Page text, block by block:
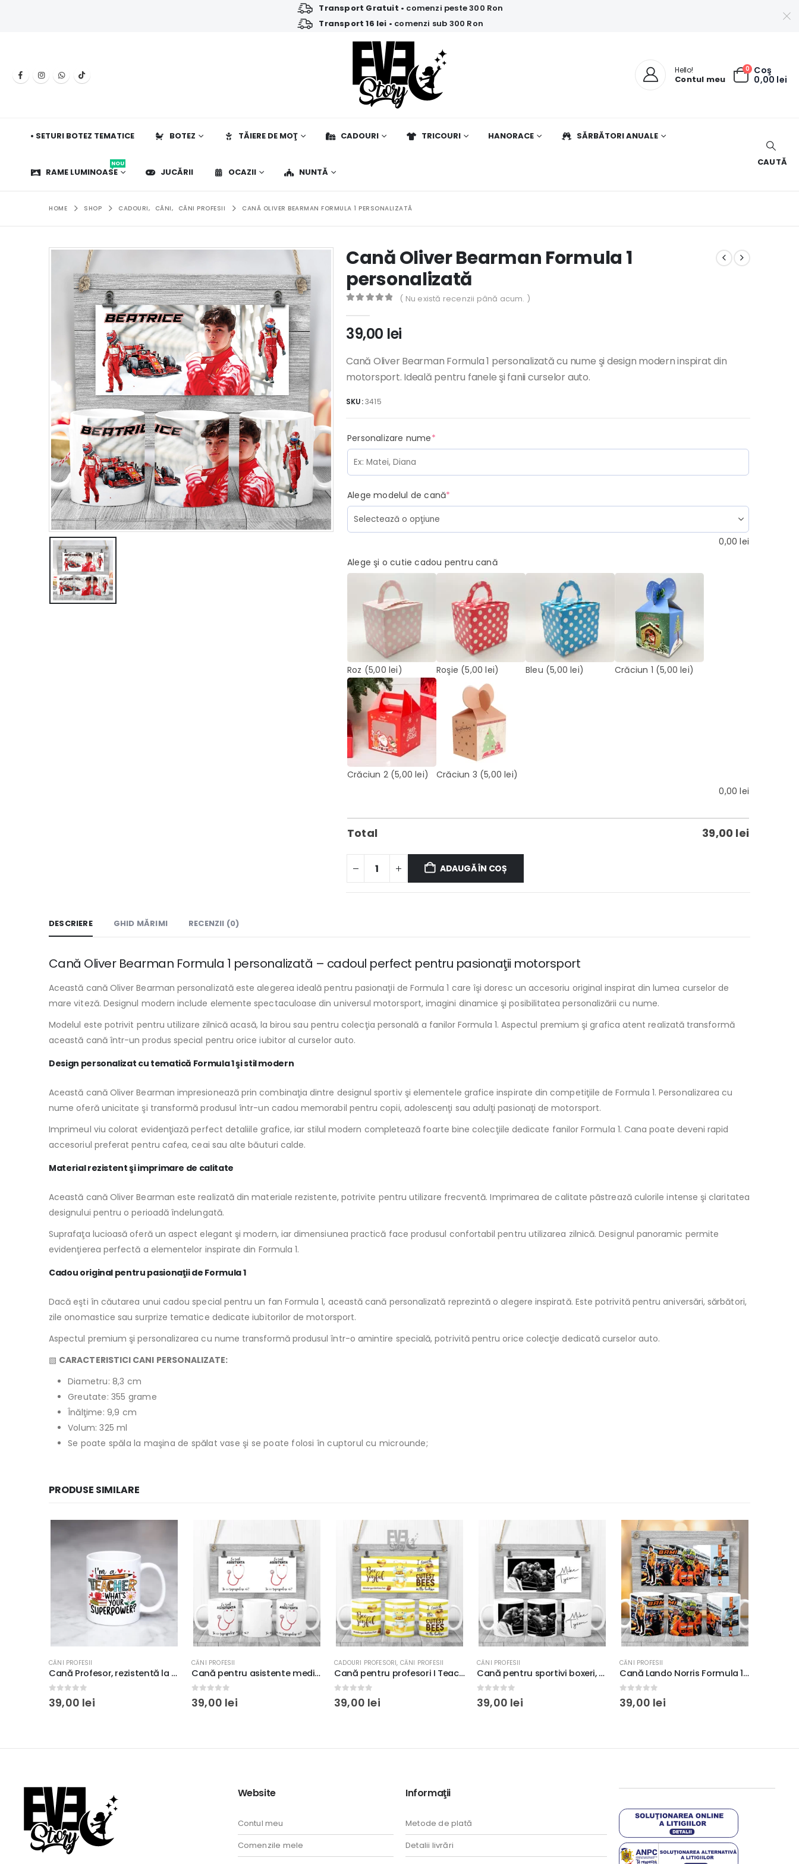
Transport Gratuit • comenzi peste 300 Ron
Transport 16 lei • comenzi sub 300 Ron
Hello!
Contul meu
0 Coş
0,00 lei
• SETURI BOTEZ TEMATICE BOTEZ TĂIERE DE MOŢ CADOURI TRICOURI HANORACE SĂRBĂTORI ANUALE
RAME LUMINOASE
NOU
JUCĂRII OCAZII NUNTĂ
CAUTĂ
HOME SHOP CADOURI, CĂNI, CĂNI PROFESII CANĂ OLIVER BEARMAN FORMULA 1 PERSONALIZATĂ
Cană Oliver Bearman Formula 1
personalizată
( Nu există recenzii până acum. )
39,00 lei
Cană Oliver Bearman Formula 1 personalizată cu nume şi design modern inspirat din
motorsport. Ideală pentru fanele şi fanii curselor auto.
SKU:3415
Personalizare nume*(required)
Alege modelul de cană*
0,00lei
Alege şi o cutie cadou pentru cană
Roz (5,00 lei) Roşie (5,00 lei) Bleu (5,00 lei) Crăciun 1 (5,00 lei)
Crăciun 2(5,00 lei) Crăciun 3 (5,00 lei)
0,00lei
Total 39,00 lei
ADAUGĂ ÎN COȘ
DESCRIERE GHID MĂRIMI RECENZII (0)
Cană Oliver Bearman Formula 1 personalizată – cadoul perfect pentru pasionaţii motorsport
Această cană Oliver Bearman personalizată este alegerea ideală pentru pasionaţii de Formula 1 care îşi doresc un accesoriu original inspirat din lumea curselor de
mare viteză. Designul modern include elemente spectaculoase din universul motorsport, imagini dinamice şi posibilitatea personalizării cu nume.
Modelul este potrivit pentru utilizare zilnică acasă, la birou sau pentru colecţia personală a fanilor Formula 1. Aspectul premium şi grafica atent realizată transformă
această cană într-un produs special pentru orice iubitor al curselor auto.
Design personalizat cu tematică Formula 1 şi stil modern
Această cană Oliver Bearman impresionează prin combinaţia dintre designul sportiv şi elementele grafice inspirate din competiţiile de Formula 1. Personalizarea cu
nume oferă unicitate şi transformă produsul într-un cadou memorabil pentru copii, adolescenţi sau adulţi pasionaţi de motorsport.
Imprimeul viu colorat evidenţiază perfect detaliile grafice, iar stilul modern completează foarte bine colecţiile dedicate fanilor Formula 1. Cana poate deveni rapid
accesoriul preferat pentru cafea, ceai sau alte băuturi calde.
Material rezistent şi imprimare de calitate
Această cană Oliver Bearman este realizată din materiale rezistente, potrivite pentru utilizare frecventă. Imprimarea de calitate păstrează culorile intense şi claritatea
designului pentru o perioadă îndelungată.
Suprafaţa lucioasă oferă un aspect elegant şi modern, iar dimensiunea practică face produsul confortabil pentru utilizarea zilnică. Designul panoramic permite
evidenţierea perfectă a elementelor inspirate din Formula 1.
Cadou original pentru pasionaţii de Formula 1
Dacă eşti în căutarea unui cadou special pentru un fan Formula 1, această cană personalizată reprezintă o alegere inspirată. Este potrivită pentru aniversări, sărbători,
zile onomastice sau surprize tematice dedicate iubitorilor de motorsport.
Aspectul premium şi personalizarea cu nume transformă produsul într-o amintire specială, potrivită pentru orice colecţie dedicată curselor auto.
▧ CARACTERISTICI CANI PERSONALIZATE:
Diametru: 8,3 cm
Greutate: 355 grame
Înălţime: 9,9 cm
Volum: 325 ml
Se poate spăla la maşina de spălat vase şi se poate folosi în cuptorul cu microunde;
PRODUSE SIMILARE
CĂNI PROFESII
Cană Profesor, rezistentă la maşina de spălat vase, 350ml
0 out of 5
39,00 lei
CĂNI PROFESII
Cană pentru asistente medicale, 350ml
0 out of 5
39,00 lei
CADOURI PROFESORI, CĂNI PROFESII
Cană pentru profesori I Teach The Cutest Bees In The Beehive, 350ml, ceramică, cadou profesori
0 out of 5
39,00 lei
CĂNI PROFESII
Cană pentru sportivi boxeri, Mike Tyson, culoare alb, 350ml
0 out of 5
39,00 lei
CĂNI PROFESII
Cană Lando Norris Formula 1 personalizată
0 out of 5
39,00 lei
Website
Contul meu
Comenzile mele
Informaţii
Metode de plată
Detalii livrări